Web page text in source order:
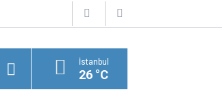
İstanbul
26 °C